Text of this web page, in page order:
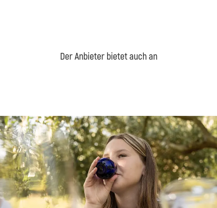
Der Anbieter bietet auch an